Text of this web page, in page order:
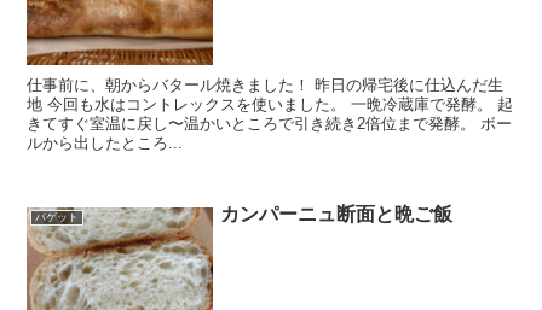
仕事前に、朝からバタール焼きました！ 昨日の帰宅後に仕込んだ生
地 今回も水はコントレックスを使いました。 一晩冷蔵庫で発酵。 起
きてすぐ室温に戻し〜温かいところで引き続き2倍位まで発酵。 ボー
ルから出したところ...
バゲット カンパーニュ断面と晩ご飯